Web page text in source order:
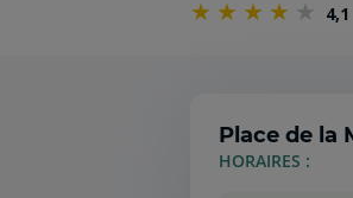
4,1
Place de la
HORAIRES :